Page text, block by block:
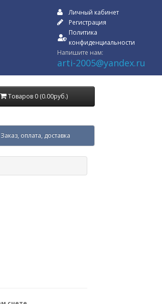
Личный кабинет
Регистрация
Политика
конфиденциальности
Напишите нам:
arti-2005@yandex.ru
Товаров 0 (0.00руб.)
Заказ, оплата, доставка